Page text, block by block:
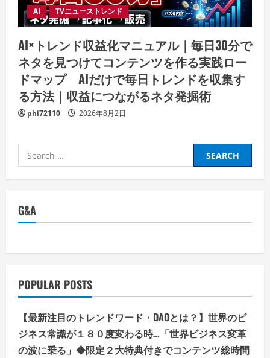
AI TVニューストレンド
AI×トレンド収益化マニュアル｜毎日30分で
ネタを見つけてコンテンツを作る実践ロー
ドマップ AIだけで毎日トレンドを収集す
る方法｜収益につながるネタ発掘術
phi72110 2026年8月2日
Search
for:
G&A
POPULAR POSTS
【最新注目のトレンドワード・DAOとは？】世界のビ
ジネス常識が１８０度変わる時…「世界ビジネス変革
の波に乗る」◆限定２大特典付きでコンテンツ総時間